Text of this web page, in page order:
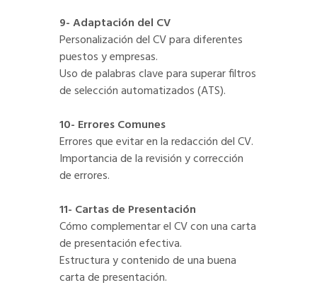
9- Adaptación del CV
Personalización del CV para diferentes
puestos y empresas.
Uso de palabras clave para superar filtros
de selección automatizados (ATS).
10- Errores Comunes
Errores que evitar en la redacción del CV.
Importancia de la revisión y corrección
de errores.
11- Cartas de Presentación
Cómo complementar el CV con una carta
de presentación efectiva.
Estructura y contenido de una buena
carta de presentación.